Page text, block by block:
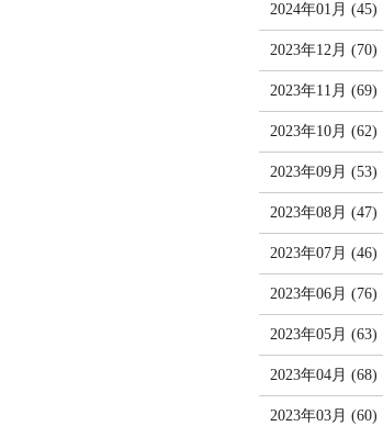
2024年01月 (45)
2023年12月 (70)
2023年11月 (69)
2023年10月 (62)
2023年09月 (53)
2023年08月 (47)
2023年07月 (46)
2023年06月 (76)
2023年05月 (63)
2023年04月 (68)
2023年03月 (60)